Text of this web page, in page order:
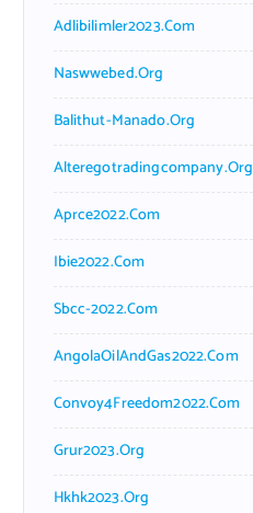
Adlibilimler2023.com
Naswwebed.org
Balithut-Manado.org
Alteregotradingcompany.org
Aprce2022.com
Ibie2022.com
Sbcc-2022.com
AngolaOilAndGas2022.com
Convoy4Freedom2022.com
Grur2023.org
Hkhk2023.org